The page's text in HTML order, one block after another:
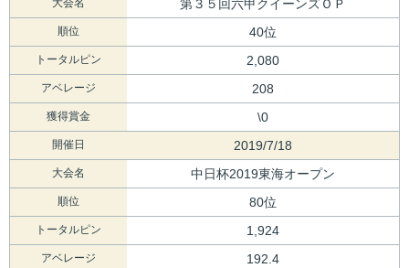
第３５回六甲クイーンズＯＰ
順位 40位
トータルピン 2,080
アベレージ 208
獲得賞金 \0
開催日 2019/7/18
大会名 中日杯2019東海オープン
順位 80位
トータルピン 1,924
アベレージ 192.4